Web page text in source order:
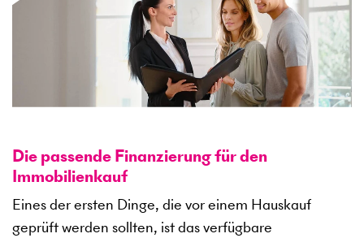
Die passende Finanzierung für den
Immobilienkauf
Eines der ersten Dinge, die vor einem Hauskauf
geprüft werden sollten, ist das verfügbare